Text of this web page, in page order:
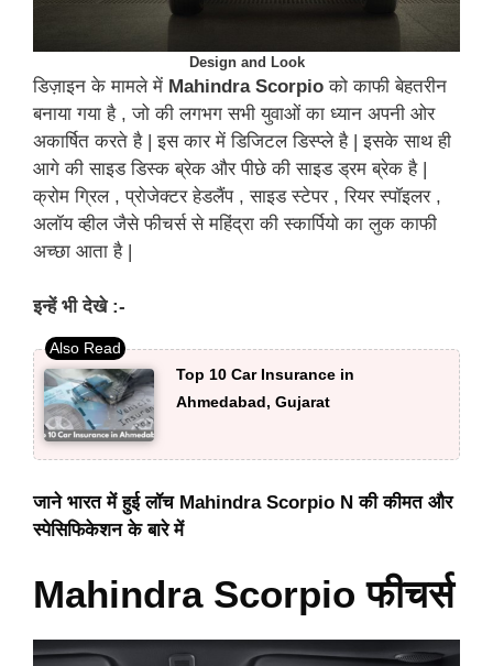
Design and Look
डिज़ाइन के मामले में Mahindra Scorpio को काफी बेहतरीन
बनाया गया है , जो की लगभग सभी युवाओं का ध्यान अपनी ओर
अकार्षित करते है | इस कार में डिजिटल डिस्प्ले है | इसके साथ ही
आगे की साइड डिस्क ब्रेक और पीछे की साइड ड्रम ब्रेक है |
क्रोम ग्रिल , प्रोजेक्टर हेडलैंप , साइड स्टेपर , रियर स्पॉइलर ,
अलॉय व्हील जैसे फीचर्स से महिंद्रा की स्कार्पियो का लुक काफी
अच्छा आता है |
इन्हें भी देखे :-
Top 10 Car Insurance in
Ahmedabad, Gujarat
जाने भारत में हुई लॉच Mahindra Scorpio N की कीमत और
स्पेसिफिकेशन के बारे में
Mahindra Scorpio फीचर्स